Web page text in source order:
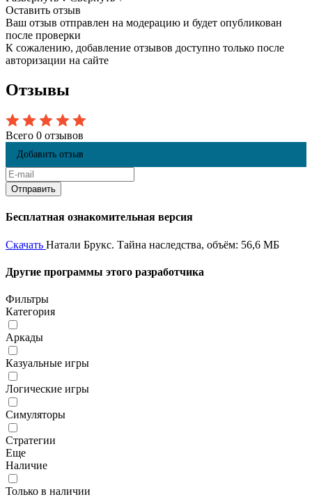
Оставить отзыв
Ваш отзыв отправлен на модерацию и будет опубликован
после проверки
К сожалению, добавление отзывов доступно только после
авторизации на сайте
Отзывы
Всего 0 отзывов
Добавить отзыв
Бесплатная ознакомительная версия
Скачать Натали Брукс. Тайна наследства, объём: 56,6 МБ
Другие программы этого разработчика
Фильтры
Категория
Аркады
Казуальные игры
Логические игры
Симуляторы
Стратегии
Еще
Наличие
Только в наличии